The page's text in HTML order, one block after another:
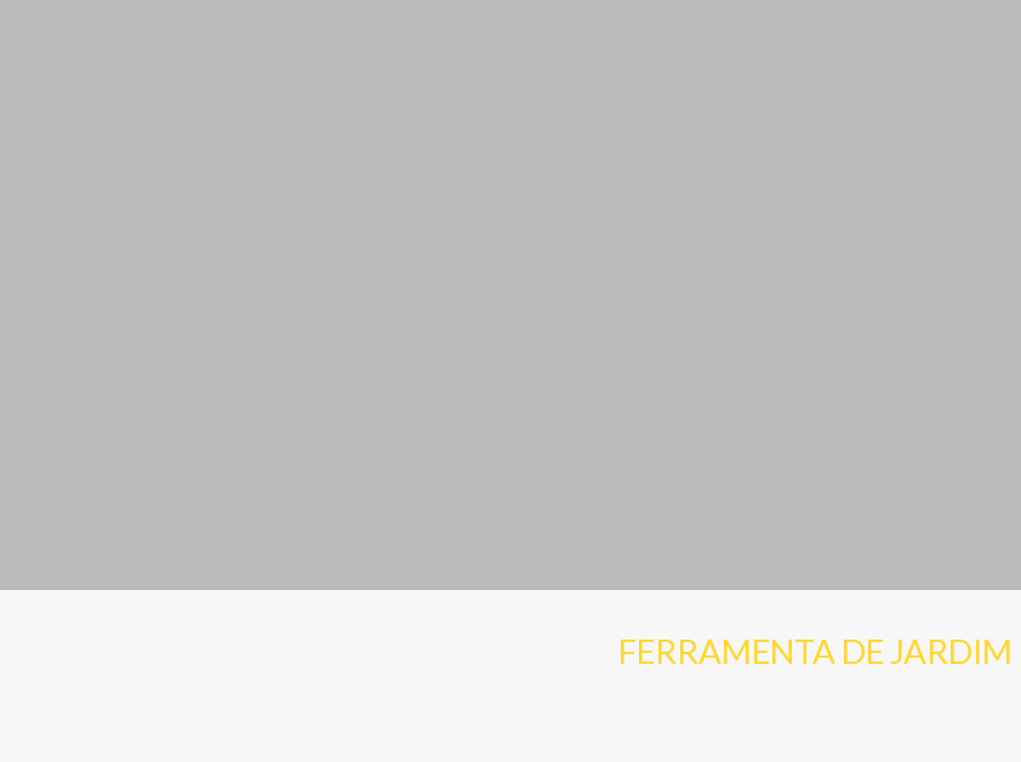
FERRAMENTA DE JARDIM